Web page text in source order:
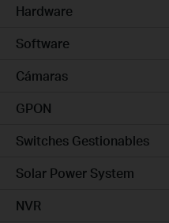
Hardware
Software
Cámaras
GPON
Switches Gestionables
Solar Power System
NVR